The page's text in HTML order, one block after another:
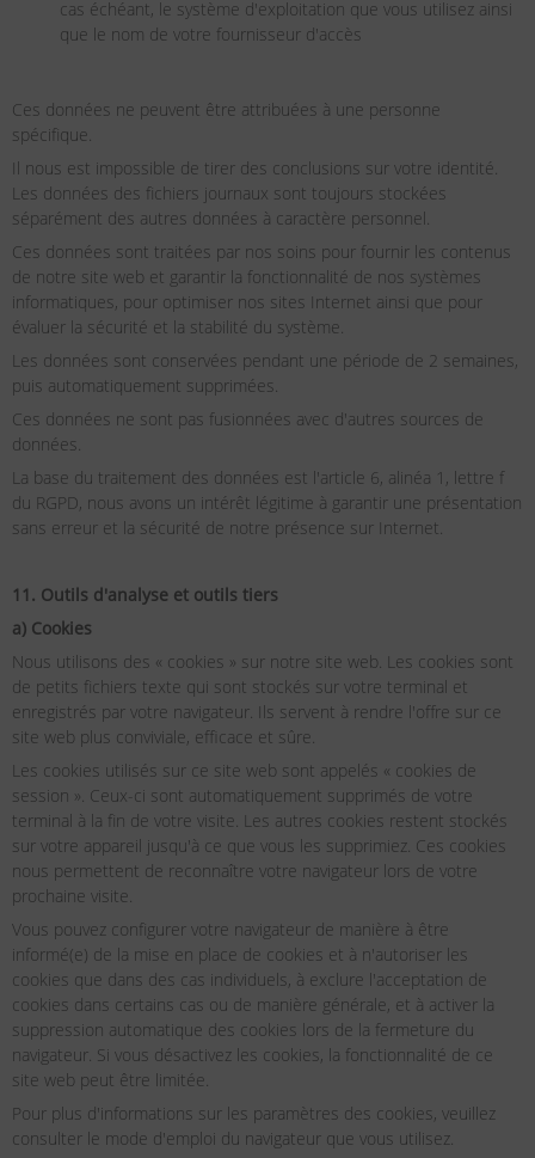
cas échéant, le système d'exploitation que vous utilisez ainsi
que le nom de votre fournisseur d'accès
Ces données ne peuvent être attribuées à une personne
spécifique.
Il nous est impossible de tirer des conclusions sur votre identité.
Les données des fichiers journaux sont toujours stockées
séparément des autres données à caractère personnel.
Ces données sont traitées par nos soins pour fournir les contenus
de notre site web et garantir la fonctionnalité de nos systèmes
informatiques, pour optimiser nos sites Internet ainsi que pour
évaluer la sécurité et la stabilité du système.
Les données sont conservées pendant une période de 2 semaines,
puis automatiquement supprimées.
Ces données ne sont pas fusionnées avec d'autres sources de
données.
La base du traitement des données est l'article 6, alinéa 1, lettre f
du RGPD, nous avons un intérêt légitime à garantir une présentation
sans erreur et la sécurité de notre présence sur Internet.
11. Outils d'analyse et outils tiers
a) Cookies
Nous utilisons des « cookies » sur notre site web. Les cookies sont
de petits fichiers texte qui sont stockés sur votre terminal et
enregistrés par votre navigateur. Ils servent à rendre l'offre sur ce
site web plus conviviale, efficace et sûre.
Les cookies utilisés sur ce site web sont appelés « cookies de
session ». Ceux-ci sont automatiquement supprimés de votre
terminal à la fin de votre visite. Les autres cookies restent stockés
sur votre appareil jusqu'à ce que vous les supprimiez. Ces cookies
nous permettent de reconnaître votre navigateur lors de votre
prochaine visite.
Vous pouvez configurer votre navigateur de manière à être
informé(e) de la mise en place de cookies et à n'autoriser les
cookies que dans des cas individuels, à exclure l'acceptation de
cookies dans certains cas ou de manière générale, et à activer la
suppression automatique des cookies lors de la fermeture du
navigateur. Si vous désactivez les cookies, la fonctionnalité de ce
site web peut être limitée.
Pour plus d'informations sur les paramètres des cookies, veuillez
consulter le mode d'emploi du navigateur que vous utilisez.